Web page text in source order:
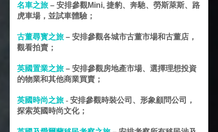
名車之旅 – 安排參觀Mini, 捷豹、奔馳、勞斯萊斯、路
虎車場，並試車體驗；
古董尋寳之旅 – 安排參觀各城市古董市場和古董店，
觀看拍賣；
英國置業之旅 – 安排參觀房地產市場、選擇理想投資
的物業和其他商業買賣；
英國時尚之旅 - 安排參觀時裝公司、形象顧問公司，
探索英國時尚文化；